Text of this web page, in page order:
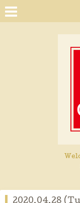
2020.04.28